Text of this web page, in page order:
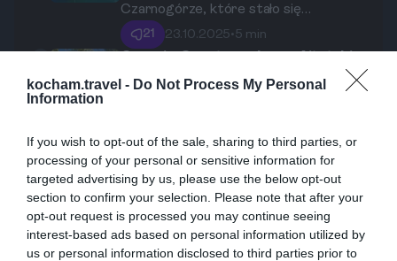
kocham.travel - Do Not Process My Personal
Information
If you wish to opt-out of the sale, sharing to third parties, or
processing of your personal or sensitive information for
targeted advertising by us, please use the below opt-out
section to confirm your selection. Please note that after your
opt-out request is processed you may continue seeing
interest-based ads based on personal information utilized by
us or personal information disclosed to third parties prior to
jakie oferuje Paje: od ekscytującego
kitesurfingu po fascynującą
obserwację odpływów i wizytę w
Jozani Forest.
Czarnogórze, które stało się
popularnym miejscem dla miłośników
żeglarstwa. W tym artykule dowiesz
się, jak wynająć łódkę w tym urokliwym
zakątku nad Adriatykiem, jakie są
uwagę. Sprawdź nasze porady i
rozpocznij swoją żeglarską przygodę
już dziś!
21 23.10.2025•5 min
Nurkowanie, kitesurfing i kajaki w
sercu Polinezji
Aitutaki, jedna z najpiękniejszych wysp
artykule odkryjesz niezliczone
możliwości nurkowania, kitesurfingu
oraz kajakarstwa w tej malowniczej
lagunie. Dowiesz się też, co warto
wziąć ze sobą i gdzie znaleźć najlepsze
13 23.10.2025•5 min